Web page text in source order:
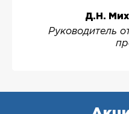
Д.Н.
Руководитель